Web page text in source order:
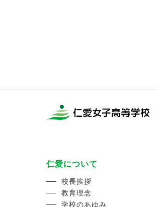
仁愛について
校長挨拶
教育理念
学校のあゆみ